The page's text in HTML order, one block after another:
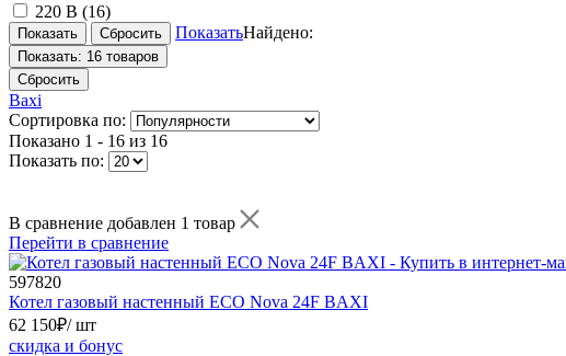
220 В (16)
ПоказатьНайдено:
Показать: 16 товаров
Сбросить
Baxi
Сортировка по:
Показано 1 - 16 из 16
Показать по:
В сравнение добавлен 1 товар
Перейти в сравнение
597820
Котел газовый настенный ECO Nova 24F BAXI
62 150₽/ шт
скидка и бонус